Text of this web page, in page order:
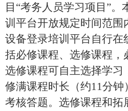
目“考务人员学习项目”
训平台开放规定时间范围
设备登录培训平台自行在
括必修课程、选修课程，
选修课程可自主选择学习
修满课程时长（约11分
考核答题。选修课程和拓